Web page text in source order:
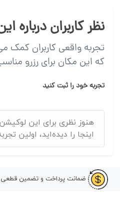
نظر کاربران درباره
تجربه واقعی کاربران کمک
که این مکان برای رزرو
تجربه خود را ثبت کنید
هنوز نظری برای این
اینجا را دیده‌اید، اولین
ضمانت پرداخت و تضمین قطعی